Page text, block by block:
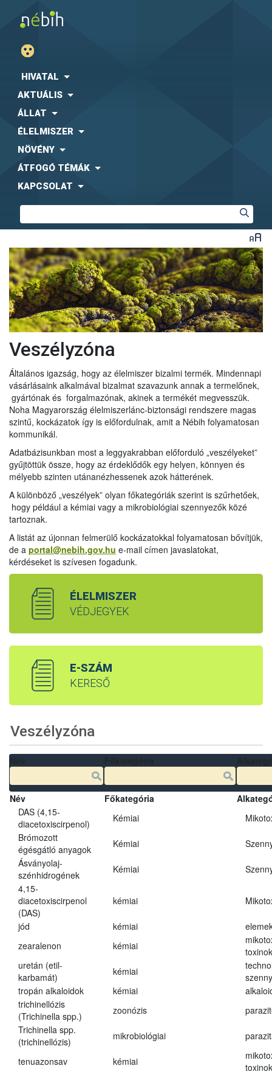
HIVATAL
AKTUÁLIS
ÁLLAT
ÉLELMISZER
NÖVÉNY
ÁTFOGÓ TÉMÁK
KAPCSOLAT
Veszélyzóna
Általános igazság, hogy az élelmiszer bizalmi termék. Mindennapi
vásárlásaink alkalmával bizalmat szavazunk annak a termelőnek,
gyártónak és forgalmazónak, akinek a termékét megvesszük.
Noha Magyarország élelmiszerlánc-biztonsági rendszere magas
szintű, kockázatok így is előfordulnak, amit a Nébih folyamatosan
kommunikál.
Adatbázisunkban most a leggyakrabban előforduló „veszélyeket”
gyűjtöttük össze, hogy az érdeklődők egy helyen, könnyen és
mélyebb szinten utánanézhessenek azok hátterének.
A különböző „veszélyek” olyan főkategóriák szerint is szűrhetőek,
hogy például a kémiai vagy a mikrobiológiai szennyezők közé
tartoznak.
A listát az újonnan felmerülő kockázatokkal folyamatosan bővítjük,
de a portal@nebih.gov.hu e-mail címen javaslatokat,
kérdéseket is szívesen fogadunk.
ÉLELMISZER
VÉDJEGYEK
E-SZÁM
KERESŐ
Veszélyzóna
Név Főkategória
DAS (4,15-
diacetoxiscirpenol)
Kémiai
Brómozott
égésgátló anyagok
Kémiai
Ásványolaj-
szénhidrogének
Kémiai
4,15-
diacetoxiscirpenol
(DAS)
kémiai
jód kémiai
zearalenon
kémiai
toxinok
uretán (etil-
karbamát)
kémiai
tropán alkaloidok
kémiai
trichinellózis
(Trichinella spp.)
zoonózis
Trichinella spp.
(trichinellózis)
mikrobiológiai
tenuazonsav kémiai
toxinok